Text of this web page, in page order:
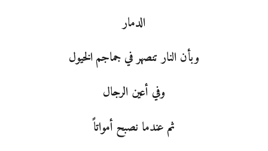
الدمار
وبأن النار تنصهر في جماجم الخيول
وفي أعين الرجال
ثم عندما نصبح أمواتاً